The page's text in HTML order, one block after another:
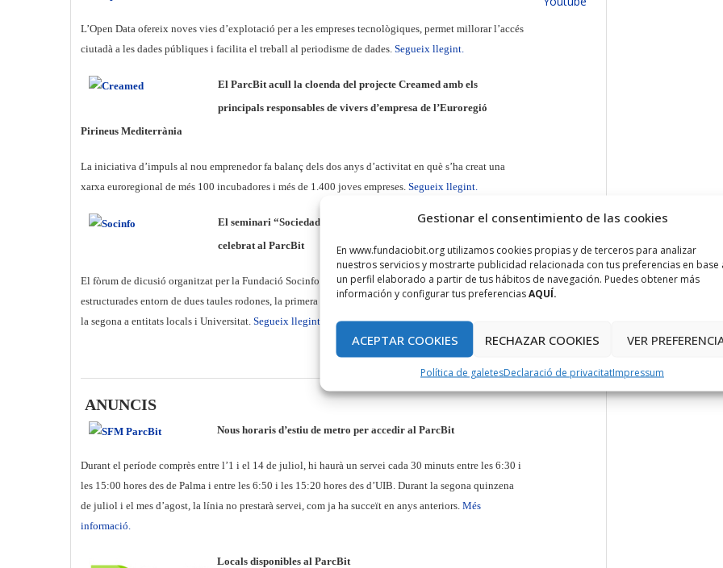
Gestionar el consentimiento de las cookies
En www.fundaciobit.org utilizamos cookies propias y de terceros para analizar
nuestros servicios y mostrarte publicidad relacionada con tus preferencias en base
un perfil elaborado a partir de tus hábitos de navegación. Puedes obtener más
información y configurar tus preferenciasAQUÍ.
ACEPTAR COOKIES RECHAZAR COOKIES VER
Política de galetesDeclaració de privacitatImpressum
L’Open Data ofereix noves vies d’explotació per a les empreses tecnològiques, permet millorar l’accés
ciutadà a les dades públiques i facilita el treball al periodisme de dades. Segueix llegint.
El ParcBit acull la cloenda del projecte Creamed amb els
principals responsables de vivers d’empresa de l’Euroregió
Pirineus Mediterrània
La iniciativa d’impuls al nou emprenedor fa balanç dels dos anys d’activitat en què s’ha creat una
xarxa euroregional de més 100 incubadores i més de 1.400 joves empreses. Segueix llegint.
El seminari “Sociedad de la Información en las Islas Baleares”,
celebrat al ParcBit
El fòrum de dicusió organitzat per la Fundació Socinfo ha comptat amb diferents ponències
estructurades entorn de dues taules rodones, la primera dedicada a intervencions del Govern Balear i
la segona a entitats locals i Universitat. Segueix llegint.
ANUNCIS
Nous horaris d’estiu de metro per accedir al ParcBit
Durant el període comprès entre l’1 i el 14 de juliol, hi haurà un servei cada 30 minuts entre les 6:30 i
les 15:00 hores des de Palma i entre les 6:50 i les 15:20 hores des d’UIB. Durant la segona quinzena
de juliol i el mes d’agost, la línia no prestarà servei, com ja ha succeït en anys anteriors. Més
informació.
Locals disponibles al ParcBit